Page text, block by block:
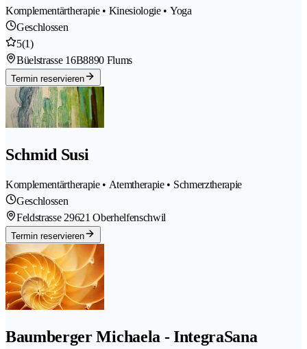
Komplementärtherapie • Kinesiologie • Yoga
Geschlossen
5(1)
Büelstrasse 16B8890 Flums
Termin reservieren
Schmid Susi
Komplementärtherapie • Atemtherapie • Schmerztherapie
Geschlossen
Feldstrasse 29621 Oberhelfenschwil
Termin reservieren
Baumberger Michaela - IntegraSana